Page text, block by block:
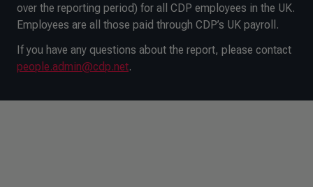
over the reporting period) for all CDP employees in the UK.
Employees are all those paid through CDP’s UK payroll.
If you have any questions about the report, please contact
people.admin@cdp.net.